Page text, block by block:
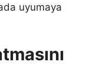
uyumaya